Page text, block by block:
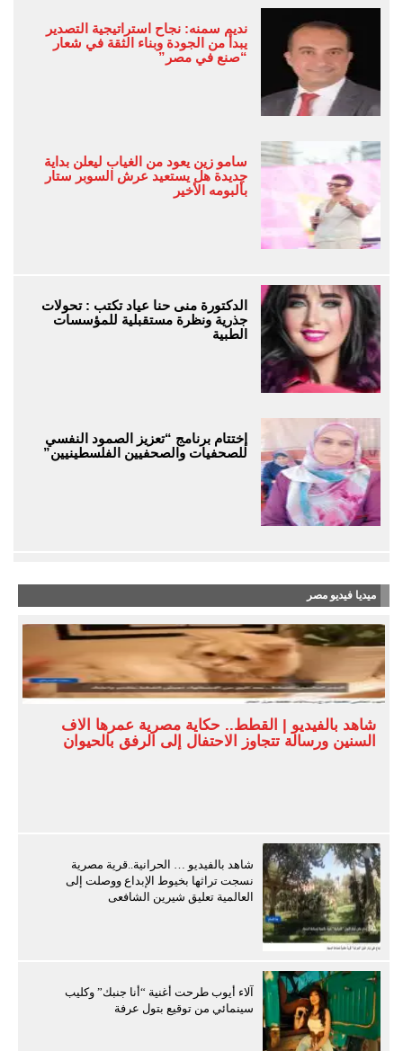
نديم سمنه: نجاح استراتيجية التصدير
يبدأ من الجودة وبناء الثقة في شعار
“صنع في مصر”
سامو زين يعود من الغياب ليعلن بداية
جديدة هل يستعيد عرش السوبر ستار
بألبومه الأخير
الدكتورة منى حنا عياد تكتب : تحولات
جذرية ونظرة مستقبلية للمؤسسات
الطبية
إختتام برنامج “تعزيز الصمود النفسي
للصحفيات والصحفيين الفلسطينيين”
ميديا فيديو مصر
شاهد بالفيديو | القطط.. حكاية مصرية عمرها آلاف
السنين ورسالة تتجاوز الاحتفال إلى الرفق بالحيوان
شاهد بالفيديو … الحرانية..قرية مصرية
نسجت تراثها بخيوط الإبداع ووصلت إلى
العالمية تعليق شيرين الشافعى
آلاء أيوب طرحت أغنية “أنا جنبك” وكليب
سينمائي من توقيع بتول عرفة